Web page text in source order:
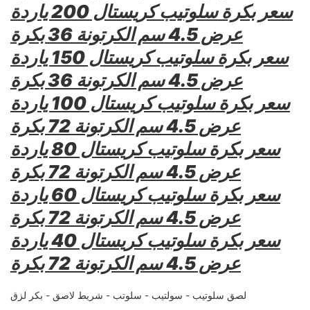
سعر بكرة سلوتيب كريستال 200 ياردة
عرض 4.5 سم الكرتونة 36 بكرة
سعر بكرة سلوتيب كريستال 150 ياردة
عرض 4.5 سم الكرتونة 36 بكرة
سعر بكرة سلوتيب كريستال 100 ياردة
عرض 4.5 سم الكرتونة 72 بكرة
سعر بكرة سلوتيب كريستال 80 ياردة
عرض 4.5 سم الكرتونة 72 بكرة
سعر بكرة سلوتيب كريستال 60 ياردة
عرض 4.5 سم الكرتونة 72 بكرة
سعر بكرة سلوتيب كريستال 40 ياردة
عرض 4.5 سم الكرتونة 72 بكرة
لصق سلوتيب - سولتيب - سلوتب - شريط لاصق - بكر لزق